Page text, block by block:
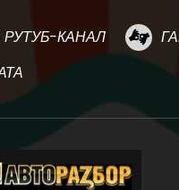
КАНАЛ